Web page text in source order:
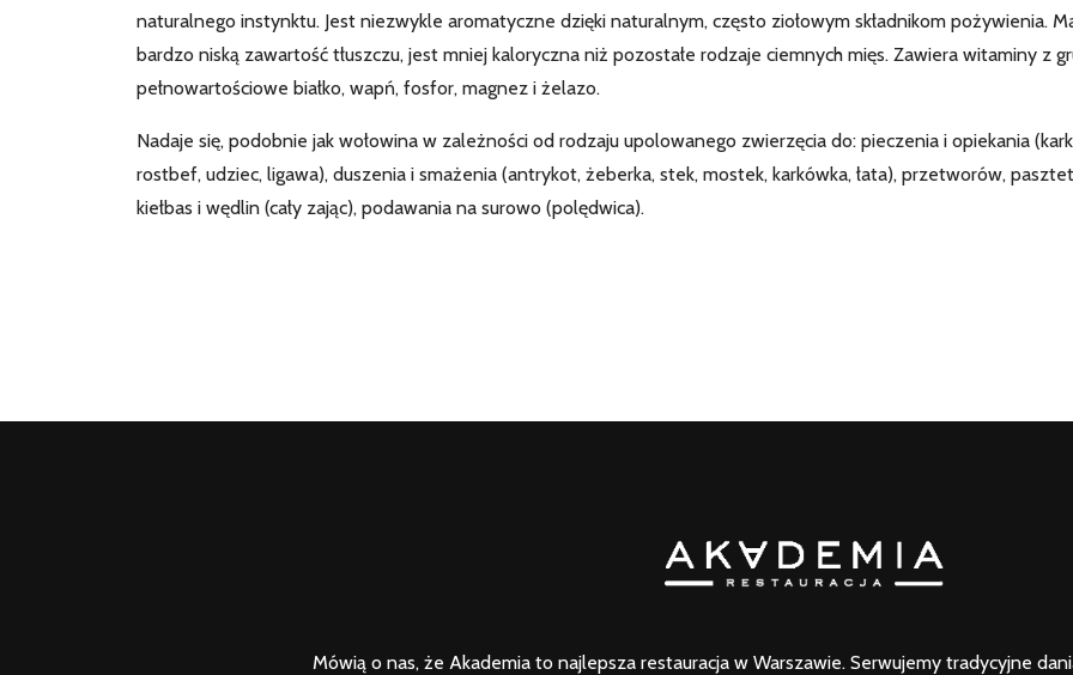
naturalnego instynktu. Jest niezwykle aromatyczne dzięki naturalnym, często ziołowym składnikom pożywienia.
bardzo niską zawartość tłuszczu, jest mniej kaloryczna niż pozostałe rodzaje ciemnych mięs. Zawiera witaminy z
pełnowartościowe białko, wapń, fosfor, magnez i żelazo.
Nadaje się, podobnie jak wołowina w zależności od rodzaju upolowanego zwierzęcia do: pieczenia i opiekania
rostbef, udziec, ligawa), duszenia i smażenia (antrykot, żeberka, stek, mostek, karkówka, łata), przetworów,
kiełbas i wędlin (cały zając), podawania na surowo (polędwica).
Mówią o nas, że Akademia to najlepsza restauracja w Warszawie. Serwujemy tradycyjne